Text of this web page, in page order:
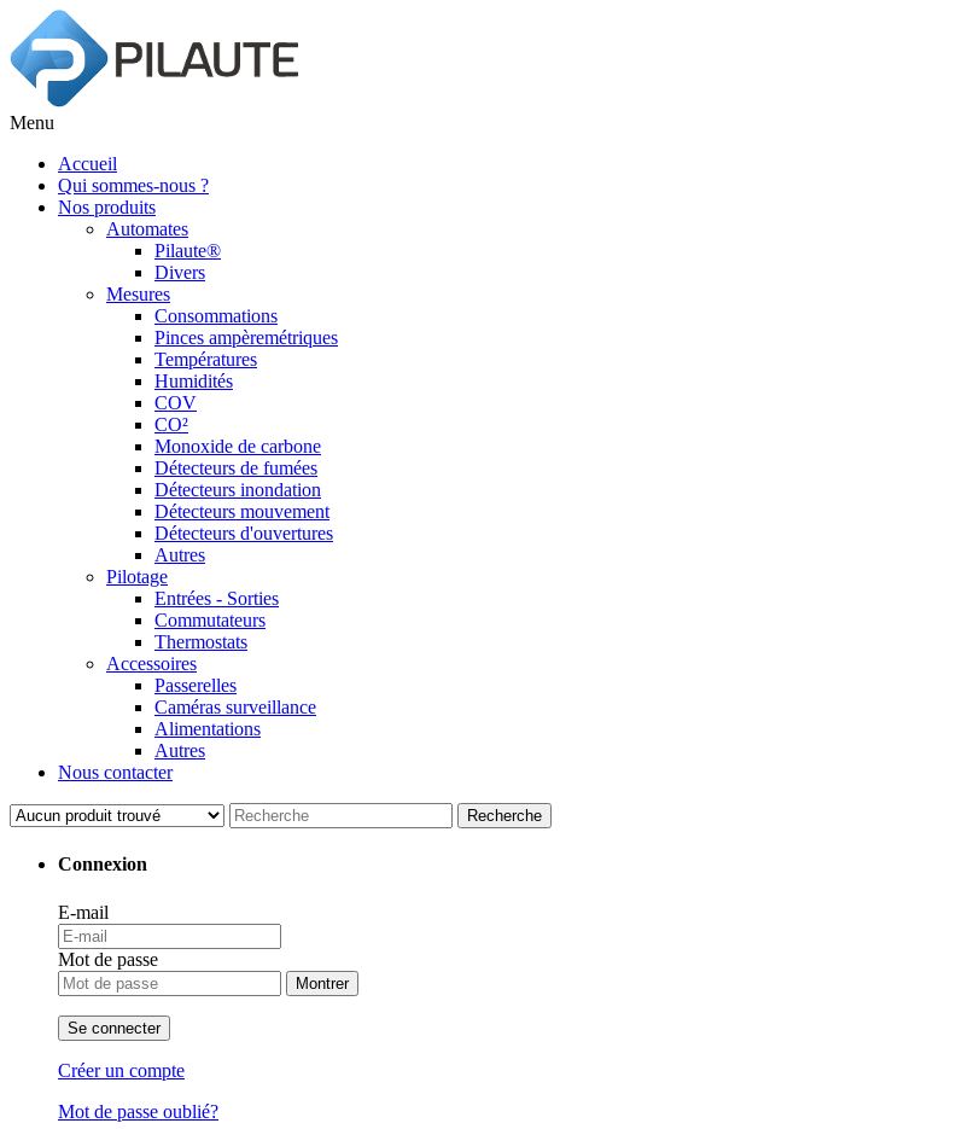
Menu
Accueil
Qui sommes-nous ?
Nos produits
Automates
Pilaute®
Divers
Mesures
Consommations
Pinces ampèremétriques
Températures
Humidités
COV
CO²
Monoxide de carbone
Détecteurs de fumées
Détecteurs inondation
Détecteurs mouvement
Détecteurs d'ouvertures
Autres
Pilotage
Entrées - Sorties
Commutateurs
Thermostats
Accessoires
Passerelles
Caméras surveillance
Alimentations
Autres
Nous contacter
Recherche
Connexion
E-mail
Mot de passe
Montrer
Se connecter
Créer un compte
Mot de passe oublié?